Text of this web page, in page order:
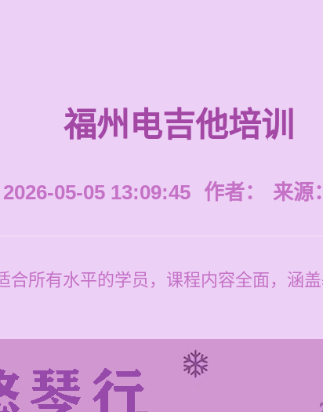
福州电吉他培训
05-05 13:09:45 作者： 来源：
合所有水平的学员，课程内容全面，涵